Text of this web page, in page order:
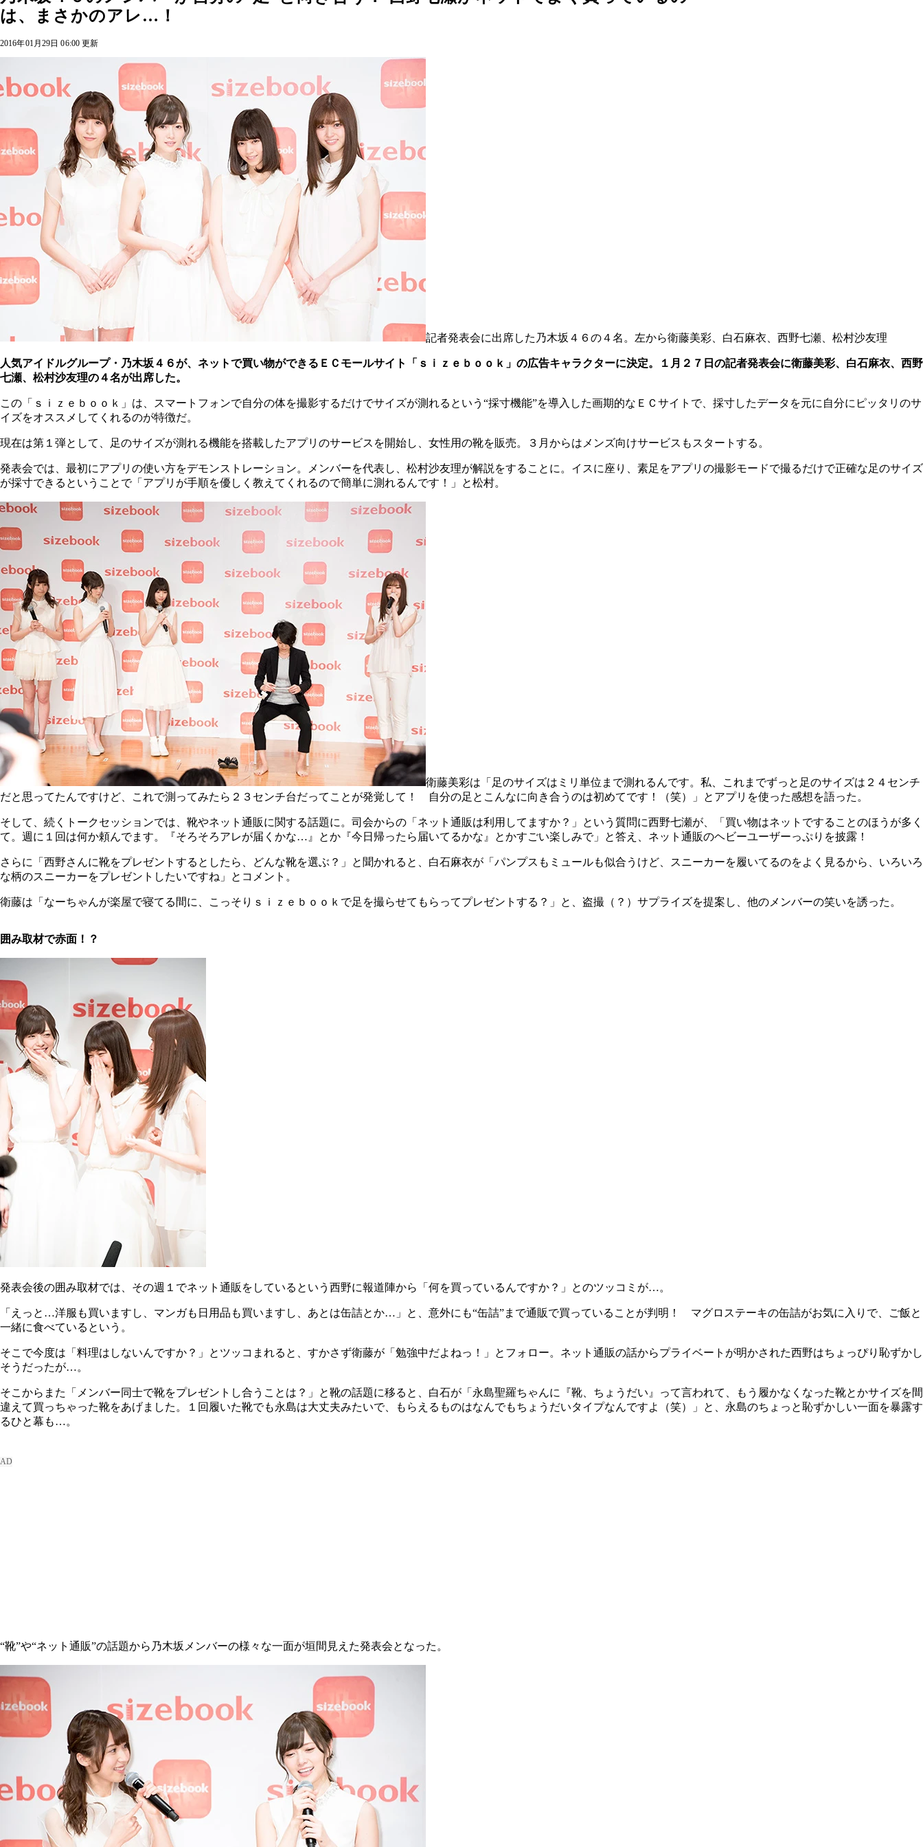
は、まさかのアレ…！
2016年01月29日 06:00 更新
記者発表会に出席した乃木坂４６の４名。左から衛藤美彩、白石麻衣、西野七瀬、松村沙友理
人気アイドルグループ・乃木坂４６が、ネットで買い物ができるＥＣモールサイト「ｓｉｚｅｂｏｏｋ」の広告キャラクターに決定。１月２７日の記者発表会に衛藤美彩、白石麻衣、西野
七瀬、松村沙友理の４名が出席した。
この「ｓｉｚｅｂｏｏｋ」は、スマートフォンで自分の体を撮影するだけでサイズが測れるという“採寸機能”を導入した画期的なＥＣサイトで、採寸したデータを元に自分にピッタリのサ
イズをオススメしてくれるのが特徴だ。
現在は第１弾として、足のサイズが測れる機能を搭載したアプリのサービスを開始し、女性用の靴を販売。３月からはメンズ向けサービスもスタートする。
発表会では、最初にアプリの使い方をデモンストレーション。メンバーを代表し、松村沙友理が解説をすることに。イスに座り、素足をアプリの撮影モードで撮るだけで正確な足のサイズ
が採寸できるということで「アプリが手順を優しく教えてくれるので簡単に測れるんです！」と松村。
衛藤美彩は「足のサイズはミリ単位まで測れるんです。私、これまでずっと足のサイズは２４センチ
だと思ってたんですけど、これで測ってみたら２３センチ台だってことが発覚して！ 自分の足とこんなに向き合うのは初めてです！（笑）」とアプリを使った感想を語った。
そして、続くトークセッションでは、靴やネット通販に関する話題に。司会からの「ネット通販は利用してますか？」という質問に西野七瀬が、「買い物はネットですることのほうが多く
て。週に１回は何か頼んでます。『そろそろアレが届くかな…』とか『今日帰ったら届いてるかな』とかすごい楽しみで」と答え、ネット通販のヘビーユーザーっぷりを披露！
さらに「西野さんに靴をプレゼントするとしたら、どんな靴を選ぶ？」と聞かれると、白石麻衣が「パンプスもミュールも似合うけど、スニーカーを履いてるのをよく見るから、いろいろ
な柄のスニーカーをプレゼントしたいですね」とコメント。
衛藤は「なーちゃんが楽屋で寝てる間に、こっそりｓｉｚｅｂｏｏｋで足を撮らせてもらってプレゼントする？」と、盗撮（？）サプライズを提案し、他のメンバーの笑いを誘った。
囲み取材で赤面！？
発表会後の囲み取材では、その週１でネット通販をしているという西野に報道陣から「何を買っているんですか？」とのツッコミが…。
「えっと…洋服も買いますし、マンガも日用品も買いますし、あとは缶詰とか…」と、意外にも“缶詰”まで通販で買っていることが判明！ マグロステーキの缶詰がお気に入りで、ご飯と
一緒に食べているという。
そこで今度は「料理はしないんですか？」とツッコまれると、すかさず衛藤が「勉強中だよねっ！」とフォロー。ネット通販の話からプライベートが明かされた西野はちょっぴり恥ずかし
そうだったが…。
そこからまた「メンバー同士で靴をプレゼントし合うことは？」と靴の話題に移ると、白石が「永島聖羅ちゃんに『靴、ちょうだい』って言われて、もう履かなくなった靴とかサイズを間
違えて買っちゃった靴をあげました。１回履いた靴でも永島は大丈夫みたいで、もらえるものはなんでもちょうだいタイプなんですよ（笑）」と、永島のちょっと恥ずかしい一面を暴露す
るひと幕も…。
“靴”や“ネット通販”の話題から乃木坂メンバーの様々な一面が垣間見えた発表会となった。